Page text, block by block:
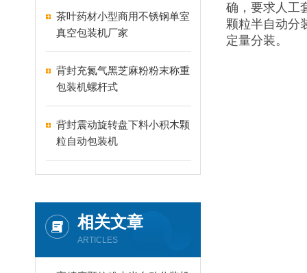
茶叶药材小型商用不锈钢单室
真空包装机厂家
背封充氮气黑芝麻粉粉末称重
包装机螺杆式
背封震动旋转盘下料小积木颗
粒自动包装机
相关文章
ARTICLES
确，要求人工
颗粒半自动分
定量分装。